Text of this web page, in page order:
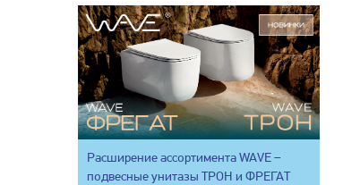
Расширение ассортимента WAVE –
подвесные унитазы ТРОН и ФРЕГАТ